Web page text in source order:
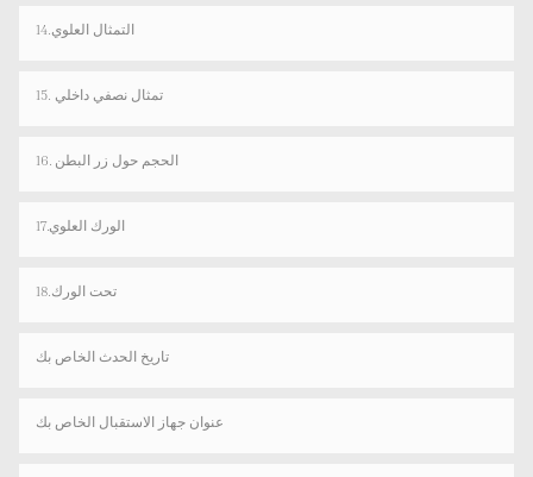
14.التمثال العلوي
15. تمثال نصفي داخلي
16. الحجم حول زر البطن
17.الورك العلوي
18.تحت الورك
تاريخ الحدث الخاص بك
عنوان جهاز الاستقبال الخاص بك